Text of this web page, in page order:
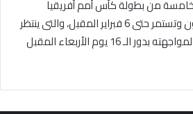
من بطولة كأس أمم أفريقيا
المقامة حاليا في الكاميرون وتستمر حتى 6 فبراير المقبل، والتى ينتظر
المنتخب الوطنى متصدرها لمواجهته بدور الـ 16 يوم الأربعاء المقبل